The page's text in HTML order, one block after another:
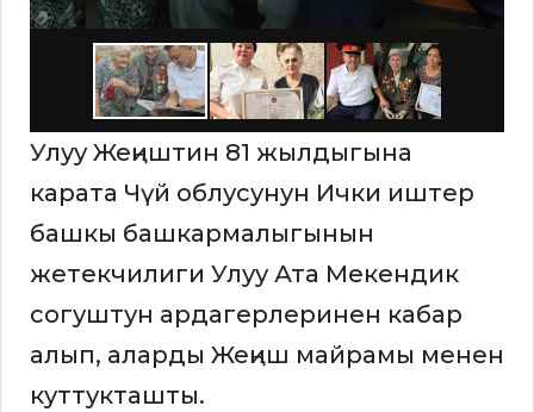
Улуу Жеңиштин 81 жылдыгына
карата Чүй облусунун Ички иштер
башкы башкармалыгынын
жетекчилиги Улуу Ата Мекендик
согуштун ардагерлеринен кабар
алып, аларды Жеңиш майрамы менен
куттукташты.